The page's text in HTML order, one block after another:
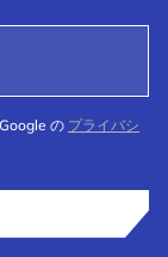
の プライバシ